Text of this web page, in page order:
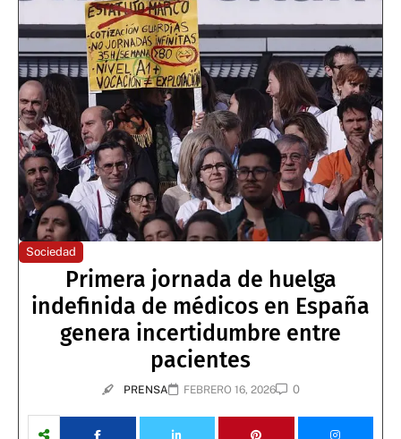
Sociedad
Primera jornada de huelga
indefinida de médicos en España
genera incertidumbre entre
pacientes
PRENSA FEBRERO 16, 2026 0